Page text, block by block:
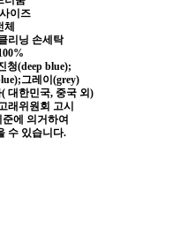
이즈
리닝 손세탁
청(deep blue);
그레이(grey)
대한민국, 중국 외)
래위원회 고시
에 의거하여
수 있습니다.